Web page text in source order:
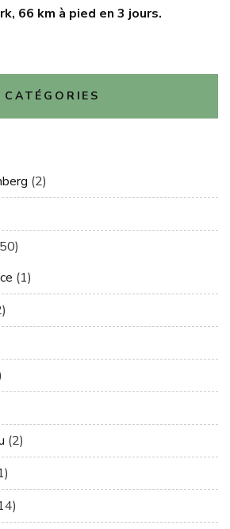
66 km à pied en 3 jours.
CATÉGORIES
(2)
(1)
(2)